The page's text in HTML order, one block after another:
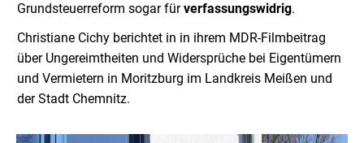
Grundsteuerreform sogar fürverfassungswidrig.
Christiane Cichy berichtet in in ihrem MDR-Filmbeitrag
über Ungereimtheiten und Widersprüche bei Eigentümern
und Vermietern in Moritzburg im Landkreis Meißen und
der Stadt Chemnitz.